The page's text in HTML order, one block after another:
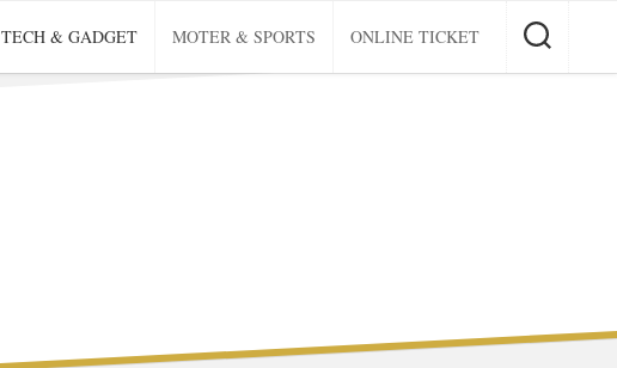
TECH & GADGET MOTER & SPORTS ONLINE TICKET